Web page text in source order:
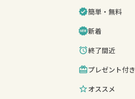
簡単・無料
新着
終了間近
プレゼント付き
オススメ